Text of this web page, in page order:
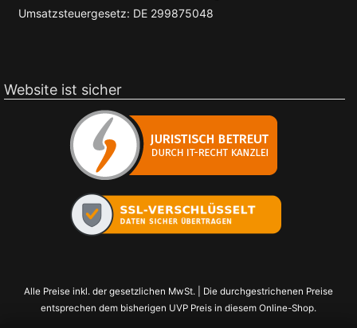
Umsatzsteuergesetz: DE 299875048
Website ist sicher
Alle Preise inkl. der gesetzlichen MwSt. | Die durchgestrichenen Preise
entsprechen dem bisherigen UVP Preis in diesem Online-Shop.